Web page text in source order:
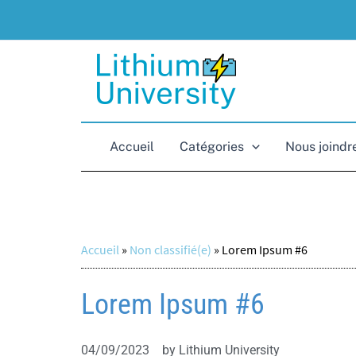
Accueil Catégories Nous
Accueil » Non classifié(e) » Lorem Ipsum #6
Lorem Ipsum #6
04/09/2023 by Lithium University